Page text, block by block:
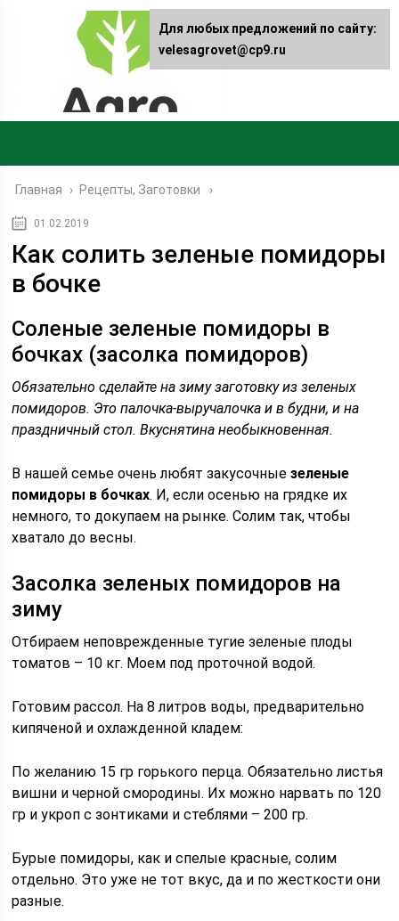
Главная › Рецепты, Заготовки
01.02.2019
Как солить зеленые помидоры
в бочке
Соленые зеленые помидоры в
бочках (засолка помидоров)
Обязательно сделайте на зиму заготовку из зеленых
помидоров. Это палочка-выручалочка и в будни, и на
праздничный стол. Вкуснятина необыкновенная.
В нашей семье очень любят закусочныезеленые
помидоры в бочках. И, если осенью на грядке их
немного, то докупаем на рынке. Солим так, чтобы
хватало до весны.
Засолка зеленых помидоров на
зиму
Отбираем неповрежденные тугие зеленые плоды
томатов – 10 кг. Моем под проточной водой.
Готовим рассол. На 8 литров воды, предварительно
кипяченой и охлажденной кладем:
По желанию 15 гр горького перца. Обязательно листья
вишни и черной смородины. Их можно нарвать по 120
гр и укроп с зонтиками и стеблями – 200 гр.
Бурые помидоры, как и спелые красные, солим
отдельно. Это уже не тот вкус, да и по жесткости они
разные.
Для любых предложений по сайту:
velesagrovet@cp9.ru